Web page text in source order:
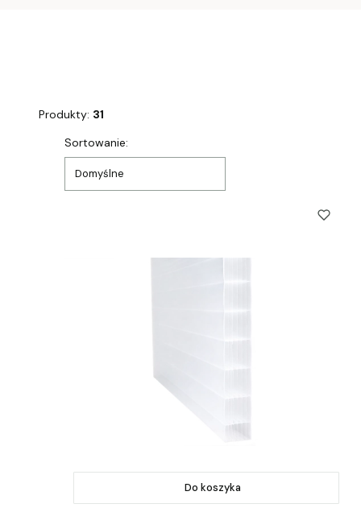
Produkty: 31
Lista produktów
Sortowanie:
Domyślne
Do koszyka